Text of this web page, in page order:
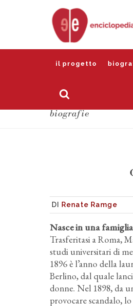
il progetto
biografie
DI Renate Ramge
Nasce in una
Trasferitasi a Roma,
studi universitari di
1896 è l’anno della
Berlino, dal quale
donne. Nel 1898, da
provocare scandalo,